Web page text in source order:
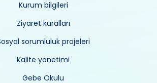
Kurum bilgileri
Ziyaret kuralları
sorumluluk projeleri
Kalite yönetimi
Gebe Okulu